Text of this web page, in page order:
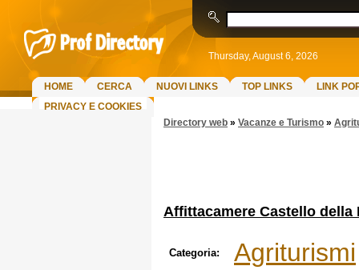
Thursday, August 6, 2026
HOME CERCA NUOVI LINKS TOP LINKS
LINK
PRIVACY E COOKIES
Directory web » Vacanze e Turismo »
Affittacamere Castello della
Categoria: Agriturismi